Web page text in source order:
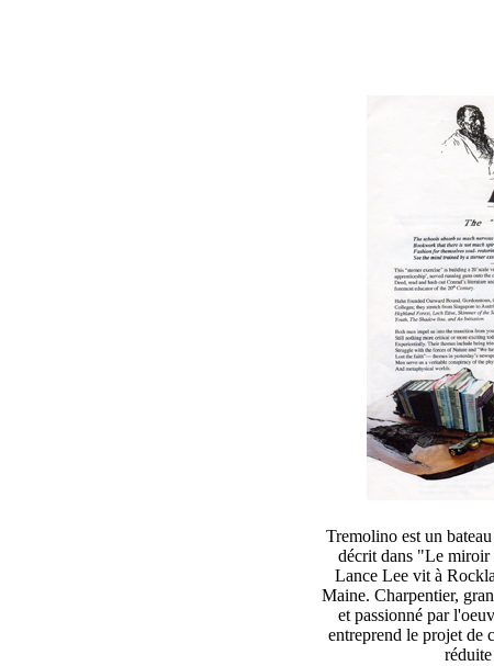
Tremolino est un
décrit dans "Le miroir
Lance Lee vit à
Maine. Charpentier,
et passionné par
entreprend le projet de